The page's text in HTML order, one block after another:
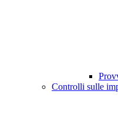
Controlli sulle